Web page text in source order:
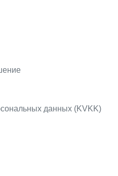
данных (KVKK)